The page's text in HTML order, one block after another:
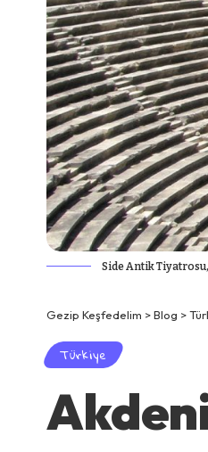
Side Antik
Gezip Keşfedelim >Blog >
Türkiye